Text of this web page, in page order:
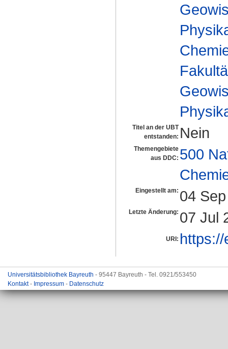
Titel an der UBT
entstanden: Nein
Themengebiete
aus DDC: 500
Eingestellt am: 04
Letzte Änderung: 07 Jul
URI:
Universitätsbibliothek Bayreuth - 95447 Bayreuth - Tel. 0921/553450
Kontakt- Impressum - Datenschutz